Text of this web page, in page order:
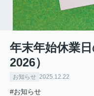
年末年始休業
2026）
お知らせ 2025.12.22
#お知らせ